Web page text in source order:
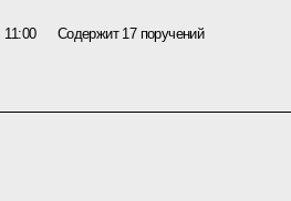
11:00 Содержит 17 поручений